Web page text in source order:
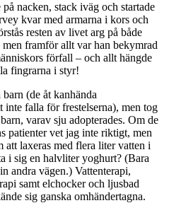
nacken, stack iväg och startade
kvar med armarna i kors och
resten av livet arg på både
framför allt var han bekymrad
förfall – och allt hängde
fingrarna i styr!
(de åt kanhända
inte falla för frestelserna), men tog
varav sju adopterades. Om de
patienter vet jag inte riktigt, men
att laxeras med flera liter vatten i
i sig en halvliter yoghurt? (Bara
andra vägen.) Vattenterapi,
samt elchocker och ljusbad
sig ganska omhändertagna.